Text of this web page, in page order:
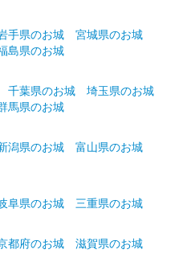
手県のお城
宮城県のお城
島県のお城
千葉県のお城
埼玉県のお城
馬県のお城
潟県のお城
富山県のお城
阜県のお城
三重県のお城
都府のお城
滋賀県のお城